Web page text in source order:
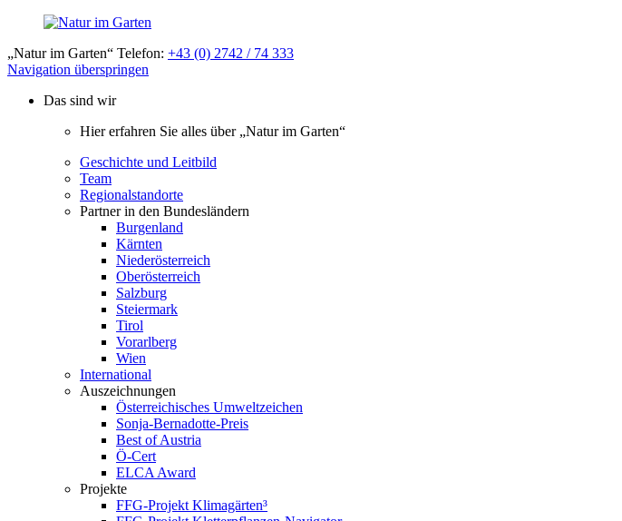
„Natur im Garten“ Telefon: +43 (0) 2742 / 74 333
Navigation überspringen
Das sind wir
Hier erfahren Sie alles über „Natur im Garten“
Geschichte und Leitbild
Team
Regionalstandorte
Partner in den Bundesländern
Burgenland
Kärnten
Niederösterreich
Oberösterreich
Salzburg
Steiermark
Tirol
Vorarlberg
Wien
International
Auszeichnungen
Österreichisches Umweltzeichen
Sonja-Bernadotte-Preis
Best of Austria
Ö-Cert
ELCA Award
Projekte
FFG-Projekt Klimagärten³